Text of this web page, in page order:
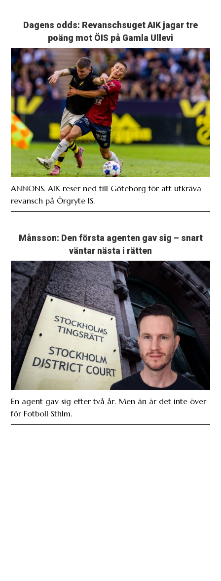
Dagens odds: Revanschsuget AIK jagar tre
poäng mot ÖIS på Gamla Ullevi
ANNONS. AIK reser ned till Göteborg för att utkräva
revansch på Örgryte IS.
Månsson: Den första agenten gav sig – snart
väntar nästa i rätten
En agent gav sig efter två år. Men än är det inte över
för Fotboll Sthlm.